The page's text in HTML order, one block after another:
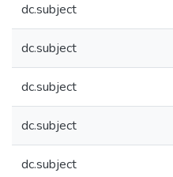
dc.subject
dc.subject
dc.subject
dc.subject
dc.subject